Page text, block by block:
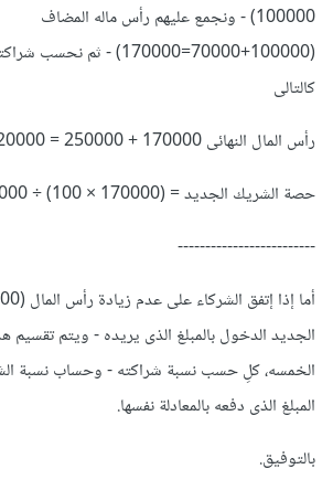
100000) - ونجمع عليهم رأس ماله المضاف
(100000+70000=170000) - ثم
كالتالى
رأس المال النهائى 170000 + 250000 = 420000
حصة الشريك الجديد = (170000 × 100) ÷ 420000 = 40.48%
-------------------------
الجديد الدخول بالمبلغ الذى يريده - ويتم تقسيم
الخمسه، كلِ حسب نسبة شراكته - وحساب نسبة
المبلغ الذى دفعه بالمعادلة نفسها.
بالتوفيق.